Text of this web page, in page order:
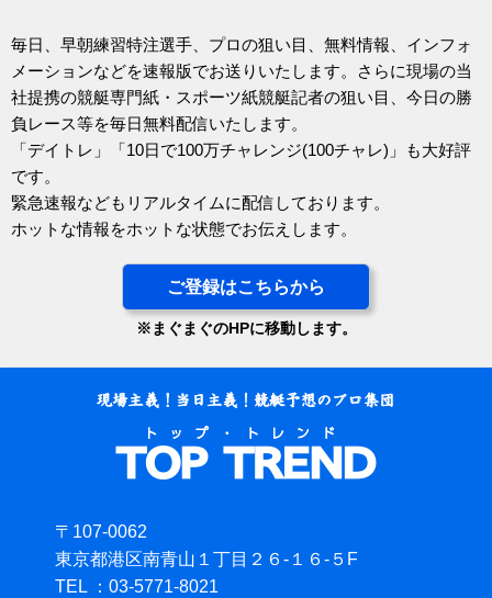
毎日、早朝練習特注選手、プロの狙い目、無料情報、インフォ
メーションなどを速報版でお送りいたします。さらに現場の当
社提携の競艇専門紙・スポーツ紙競艇記者の狙い目、今日の勝
負レース等を毎日無料配信いたします。
「デイトレ」「10日で100万チャレンジ(100チャレ)」も大好評
です。
緊急速報などもリアルタイムに配信しております。
ホットな情報をホットな状態でお伝えします。
ご登録はこちらから
※まぐまぐのHPに移動します。
〒107-0062
東京都港区南青山１丁目２６-１６-５F
TEL ：03-5771-8021